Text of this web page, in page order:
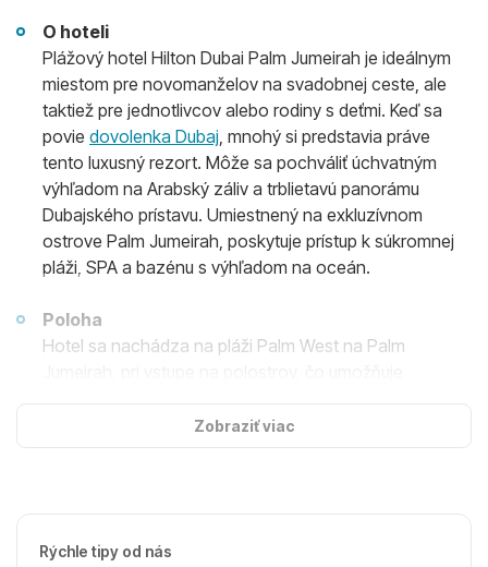
O hoteli
Plážový hotel Hilton Dubai Palm Jumeirah je ideálnym
miestom pre novomanželov na svadobnej ceste, ale
taktiež pre jednotlivcov alebo rodiny s deťmi. Keď sa
povie dovolenka Dubaj, mnohý si predstavia práve
tento luxusný rezort. Môže sa pochváliť úchvatným
výhľadom na Arabský záliv a trblietavú panorámu
Dubajského prístavu. Umiestnený na exkluzívnom
ostrove Palm Jumeirah, poskytuje prístup k súkromnej
pláži, SPA a bazénu s výhľadom na oceán.
Poloha
Hotel sa nachádza na pláži Palm West na Palm
Walk at JBR je vzdialená 3,4 km a aquapark
King/Queen posteľou alebo dvoma samostatnými
Zobraziť viac
Rýchle tipy od nás